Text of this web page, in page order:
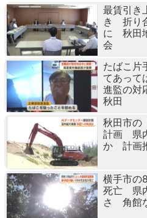
最賃引き
き 折り
に 秋田
会
たばこ片
てあっ
進監の対
秋田
秋田市の
計画 県
か 計画
横手市の
死亡 県
さ 角館